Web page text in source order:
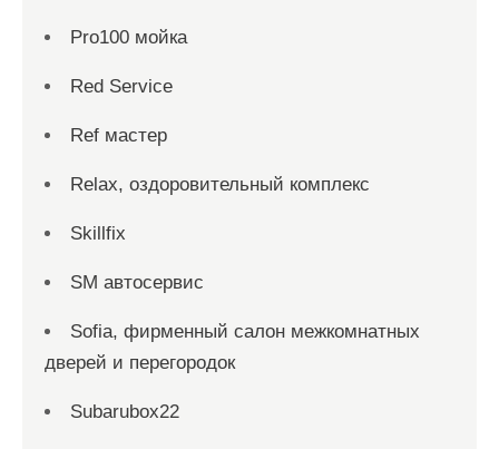
Pro100 мойка
Red Service
Ref мастер
Relax, оздоровительный комплекс
Skillfix
SM автосервис
Sofia, фирменный салон межкомнатных
дверей и перегородок
Subarubox22